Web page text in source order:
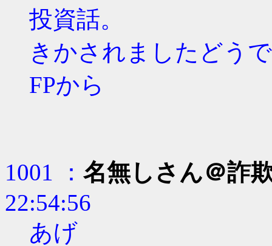
投資話。
きかされましたどう
FPから
1001 ： 名無しさん＠詐
22:54:56
あげ